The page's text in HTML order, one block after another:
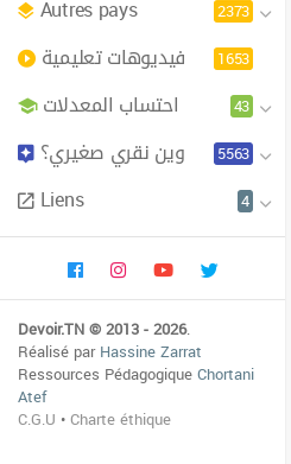
Autres pays 2373
فيديوهات تعليمية 1653
احتساب المعدلات 43
وين نقري صغيري؟ 5563
Liens 4
Devoir.TN © 2013 - 2026.
Réalisé parHassine Zarrat
Ressources PédagogiqueChortani
Atef
C.G.U •Charte éthique